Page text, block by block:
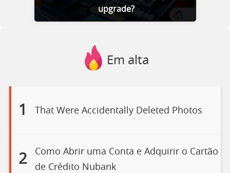
upgrade?
Em alta
1 That Were Accidentally Deleted Photos
2
Como Abrir uma Conta e Adquirir o Cartão
de Crédito Nubank